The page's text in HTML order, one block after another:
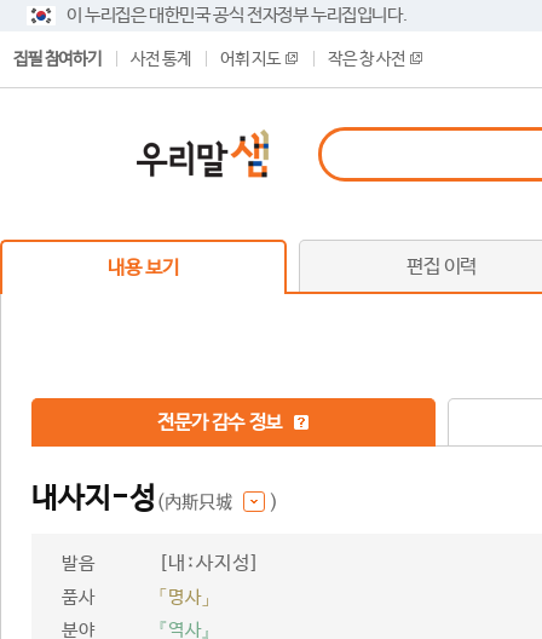
이 누리집은 대한민국 공식 전자정부 누리집입니다.
집필 참여하기 사전 통계 어휘 지도 작은 창 사전
내용 보기 편집 이력
전문가 감수 정보
내사지-성 (內斯只城 )
발음 [내ː사지성]
품사
「명사」
분야
『역사』